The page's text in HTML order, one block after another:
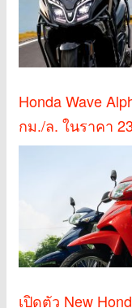
Honda Wave
กม./ล. ในราคา
เปิดตัว New